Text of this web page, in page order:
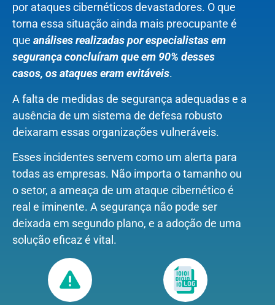
por ataques cibernéticos devastadores. O que
torna essa situação ainda mais preocupante é
que análises realizadas por especialistas em
segurança concluíram que em 90% desses
casos, os ataques eram evitáveis.
A falta de medidas de segurança adequadas e a
ausência de um sistema de defesa robusto
deixaram essas organizações vulneráveis.
Esses incidentes servem como um alerta para
todas as empresas. Não importa o tamanho ou
o setor, a ameaça de um ataque cibernético é
real e iminente. A segurança não pode ser
deixada em segundo plano, e a adoção de uma
solução eficaz é vital.